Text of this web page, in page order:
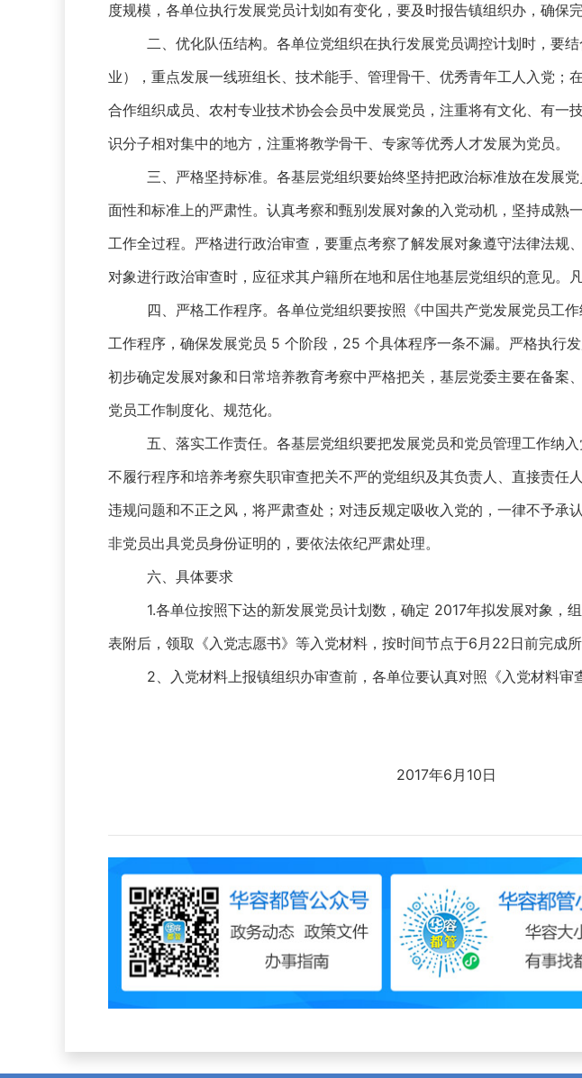
度规模，各单位执行发展党员计划如有变化，要及时报告镇组织办，确保
二、优化队伍结构。各单位党组织在执行发展党员调控计划时，要
业），重点发展一线班组长、技术能手、管理骨干、优秀青年工人入党
合作组织成员、农村专业技术协会会员中发展党员，注重将有文化、有
识分子相对集中的地方，注重将教学骨干、专家等优秀人才发展为党员。
三、严格坚持标准。各基层党组织要始终坚持把政治标准放在发展
面性和标准上的严肃性。认真考察和甄别发展对象的入党动机，坚持成
工作全过程。严格进行政治审查，要重点考察了解发展对象遵守法律法
对象进行政治审查时，应征求其户籍所在地和居住地基层党组织的意见。
四、严格工作程序。各单位党组织要按照《中国共产党发展党员工
工作程序，确保发展党员 5 个阶段，25 个具体程序一条不漏。严格执行
初步确定发展对象和日常培养教育考察中严格把关，基层党委主要在备
党员工作制度化、规范化。
五、落实工作责任。各基层党组织要把发展党员和党员管理工作纳
不履行程序和培养考察失职审查把关不严的党组织及其负责人、直接责
违规问题和不正之风，将严肃查处；对违反规定吸收入党的，一律不予
非党员出具党员身份证明的，要依法依纪严肃处理。
六、具体要求
1.各单位按照下达的新发展党员计划数，确定 2017年拟发展对象
表附后，领取《入党志愿书》等入党材料，按时间节点于6月22日前完成所
2、入党材料上报镇组织办审查前，各单位要认真对照《入党材料审
2017年6月10日